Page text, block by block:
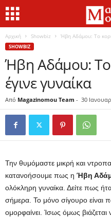
Αρχική Showbiz Ήβη Αδάμου: Το
SHOWBIZ
Ήβη Αδάμου: Το
έγινε γυναίκα
Από Magazinomou Team - 30
Την θυμόμαστε μικρή και
κατανοήσουμε πως η Ήβη
ολόκληρη γυναίκα. Δείτε πως
σήμερα. Το μόνο σίγουρο είναι
ομορφαίνει. Ίσως όμως